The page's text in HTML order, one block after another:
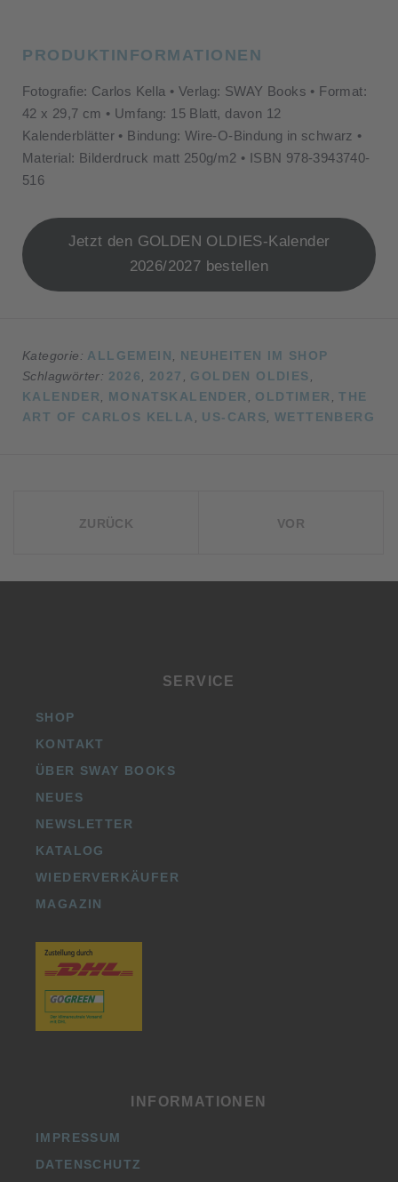
PRODUKTINFORMATIONEN
Fotografie: Carlos Kella • Verlag: SWAY Books • Format:
42 x 29,7 cm • Umfang: 15 Blatt, davon 12
Kalenderblätter • Bindung: Wire-O-Bindung in schwarz •
Material: Bilderdruck matt 250g/m2 • ISBN 978-3943740-
516
Jetzt den GOLDEN OLDIES-Kalender
2026/2027 bestellen
Kategorie: ALLGEMEIN
NEUHEITEN IM SHOP
Schlagwörter: 2026 2027 GOLDEN OLDIES
KALENDER
MONATSKALENDER OLDTIMER ,THE
ART OF CARLOS KELLA
US-CARS ,WETTENBERG
ZURÜCK VOR
SERVICE
SHOP
KONTAKT
ÜBER SWAY BOOKS
NEUES
NEWSLETTER
KATALOG
WIEDERVERKÄUFER
MAGAZIN
INFORMATIONEN
IMPRESSUM
DATENSCHUTZ